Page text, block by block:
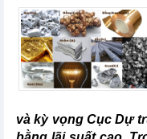
và kỳ vọng Cục Dự